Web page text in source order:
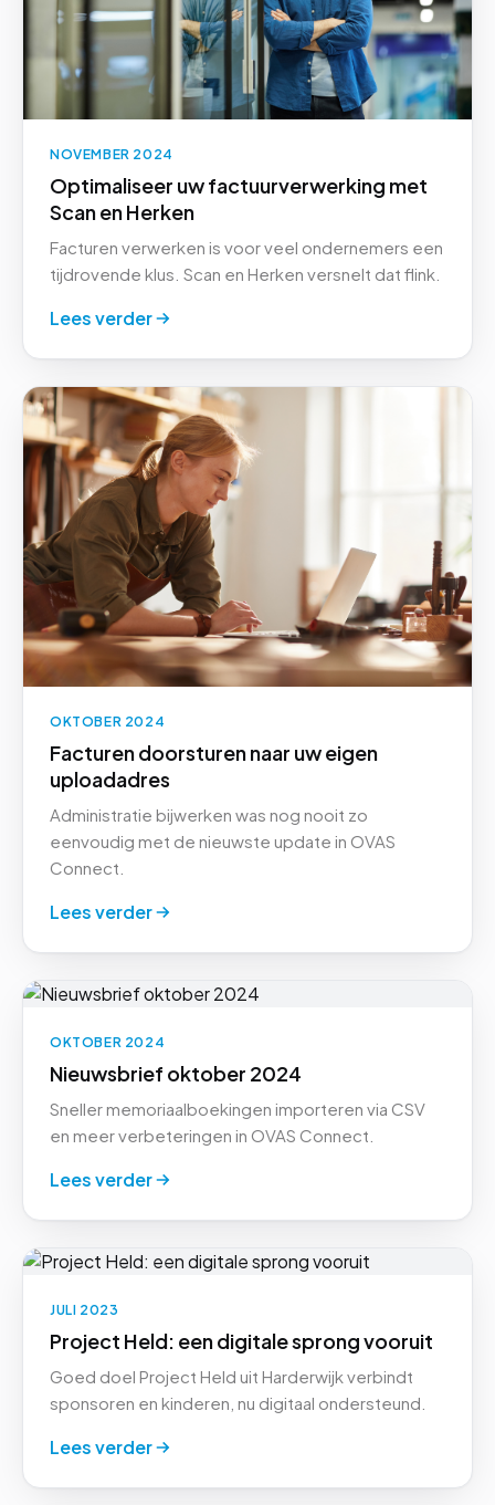
NOVEMBER 2024
Optimaliseer uw factuurverwerking met
Scan en Herken
Facturen verwerken is voor veel ondernemers een
tijdrovende klus. Scan en Herken versnelt dat flink.
Lees verder
OKTOBER 2024
Facturen doorsturen naar uw eigen
uploadadres
Administratie bijwerken was nog nooit zo
eenvoudig met de nieuwste update in OVAS
Connect.
Lees verder
OKTOBER 2024
Nieuwsbrief oktober 2024
Sneller memoriaalboekingen importeren via CSV
en meer verbeteringen in OVAS Connect.
Lees verder
JULI 2023
Project Held: een digitale sprong vooruit
Goed doel Project Held uit Harderwijk verbindt
sponsoren en kinderen, nu digitaal ondersteund.
Lees verder